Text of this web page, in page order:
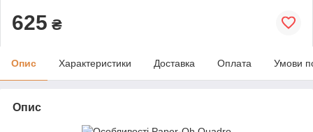
625 ₴
Опис Характеристики Доставка Оплата Умови
Опис